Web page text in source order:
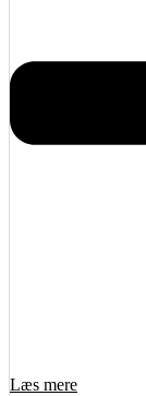
Læs mere